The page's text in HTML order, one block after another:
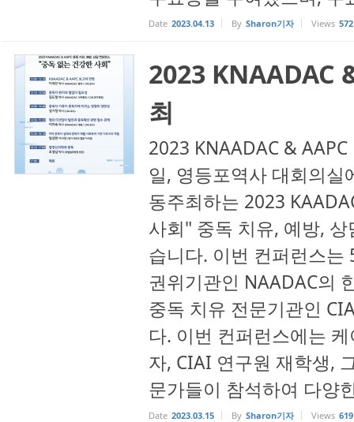
Date 2023.04.13 By Sharon기자 Views 572
2023 KNAADAC
최
2023 KNAADAC &
일, 영등포역사 대회의실
동주최하는 2023
사회" 중독 치유, 예방,
습니다. 이번 컨퍼런스는
권위기관인 NAADAC의
중독 치유 전문기관인
다. 이번 컨퍼런스에는
자, CIAI 연구원 재학생,
문가들이 참석하여 다양
Date 2023.03.15 By Sharon기자 Views 619